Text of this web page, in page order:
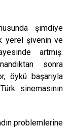
şimdiye
yerel şivenin ve
artmış.
sonra
öykü başarıyla
sinemasının
problemlerine